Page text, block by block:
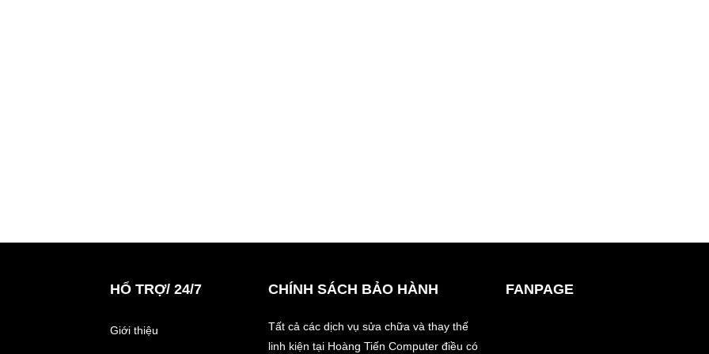
HỔ TRỢ/ 24/7
Giới thiệu
CHÍNH SÁCH BẢO HÀNH
Tất cả các dịch vụ sửa chữa và thay thế
linh kiện tại Hoàng Tiến Computer điều có
FANPAGE